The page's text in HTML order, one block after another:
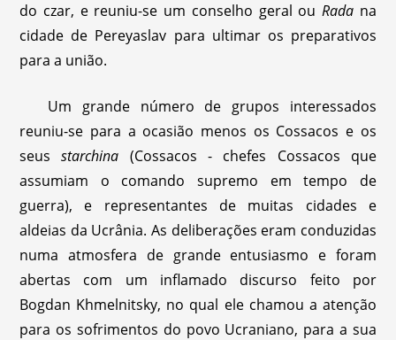
do czar, e reuniu-se um conselho geral ouRada na
cidade de Pereyaslav para ultimar os preparativos
para a união.
Um grande número de grupos interessados
reuniu-se para a ocasião menos os Cossacos e os
seusstarchina (Cossacos - chefes Cossacos que
assumiam o comando supremo em tempo de
guerra), e representantes de muitas cidades e
aldeias da Ucrânia. As deliberações eram conduzidas
numa atmosfera de grande entusiasmo e foram
abertas com um inflamado discurso feito por
Bogdan Khmelnitsky, no qual ele chamou a atenção
para os sofrimentos do povo Ucraniano, para a sua